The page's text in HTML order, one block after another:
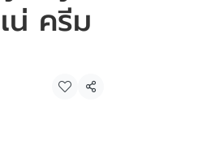
น่ ครีม
Share